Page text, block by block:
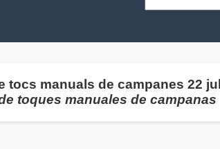
tocs manuals de campanes 22
toques manuales de campanas